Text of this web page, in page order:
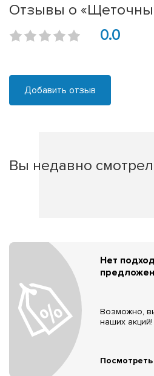
Отзывы о
0.0
Добавить отзыв
Вы недавно
Нет
Возможно,
наших акций!
Посмотреть